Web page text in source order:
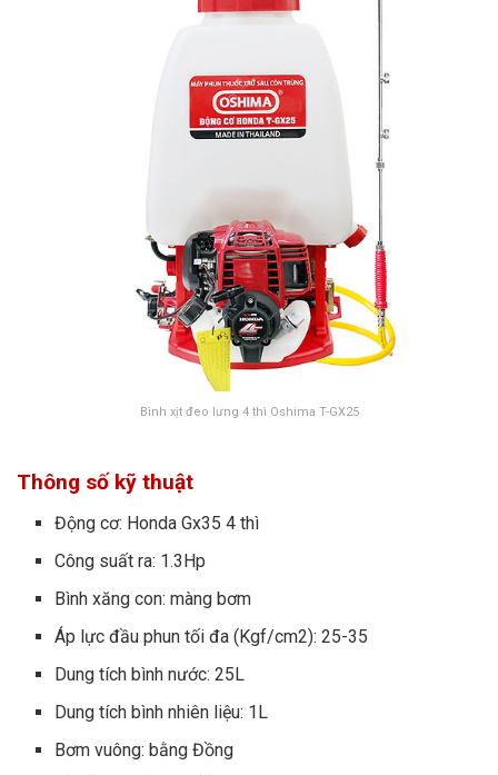
Bình xịt đeo lưng 4 thì Oshima T-GX25
Thông số kỹ thuật
Động cơ: Honda Gx35 4 thì
Công suất ra: 1.3Hp
Bình xăng con: màng bơm
Áp lực đầu phun tối đa (Kgf/cm2): 25-35
Dung tích bình nước: 25L
Dung tích bình nhiên liệu: 1L
Bơm vuông: bằng Đồng